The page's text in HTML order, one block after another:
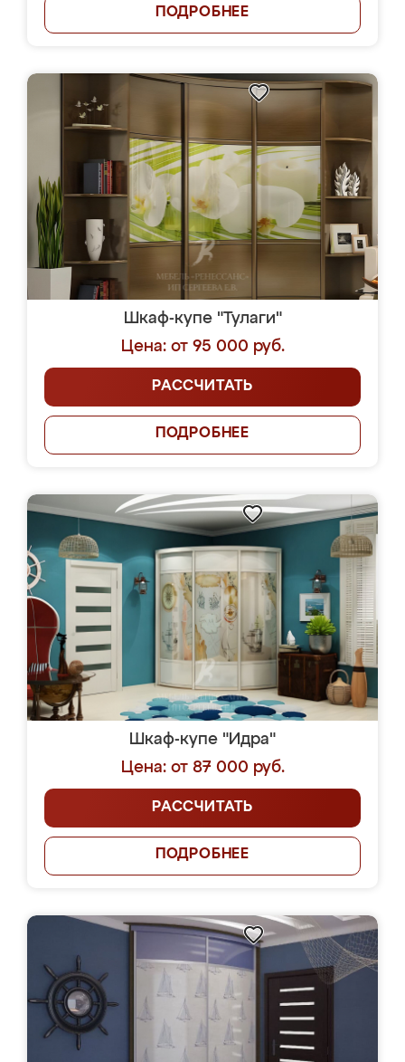
ПОДРОБНЕЕ
Шкаф-купе "Тулаги"
Цена: от 95 000 руб.
РАССЧИТАТЬ
ПОДРОБНЕЕ
Шкаф-купе "Идра"
Цена: от 87 000 руб.
РАССЧИТАТЬ
ПОДРОБНЕЕ